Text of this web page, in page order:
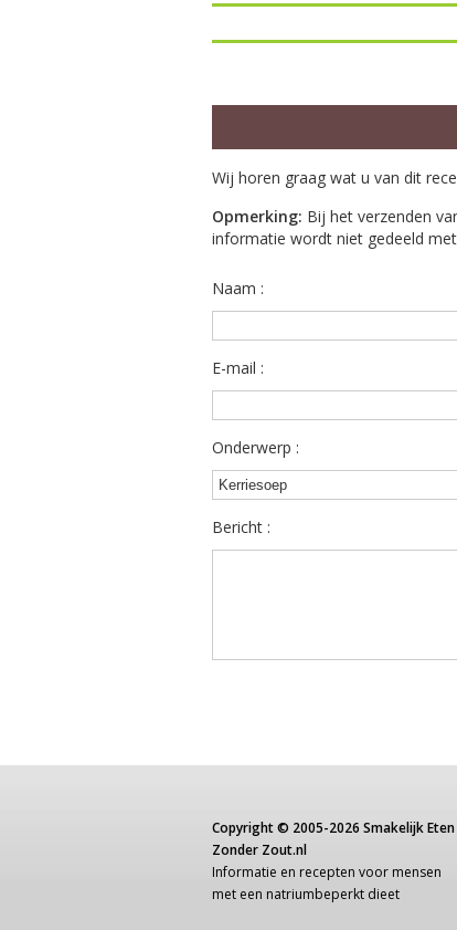
Wij horen graag wat u van dit
Opmerking: Bij het verzenden
informatie wordt niet gedeeld
Naam :
E-mail :
Onderwerp :
Bericht :
Copyright © 2005-2026 Smakelijk Eten
Zonder Zout.nl
Informatie en recepten voor mensen
met een natriumbeperkt dieet